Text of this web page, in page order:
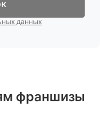
данных
франшизы